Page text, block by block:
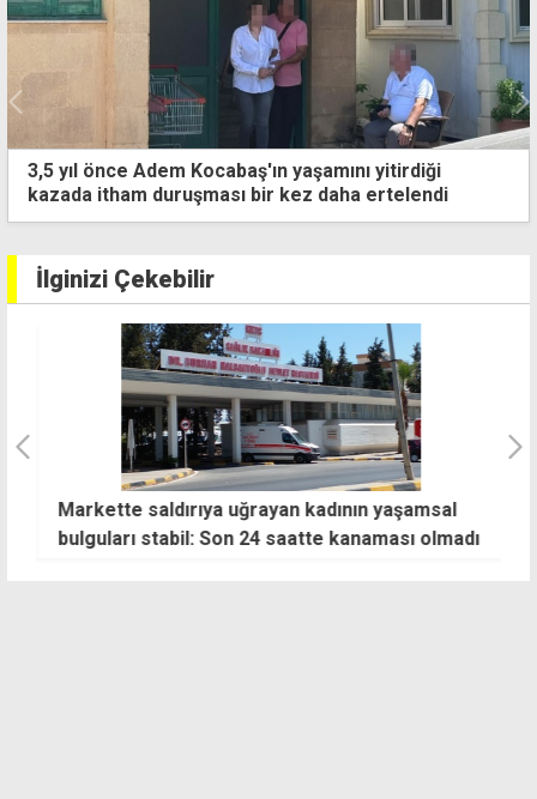
"BM Kıbrıs Türk halkına karşı tarafsızlığını
kanıtlamalı"
İlginizi Çekebilir
Markette saldırıya uğrayan kadının yaşamsal
bulguları stabil: Son 24 saatte kanaması olmadı